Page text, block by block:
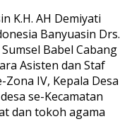
K.H. AH Demiyati
Banyuasin Drs.
Babel Cabang
Asisten dan Staf
Zona IV, Kepala Desa
se-Kecamatan
dan tokoh agama